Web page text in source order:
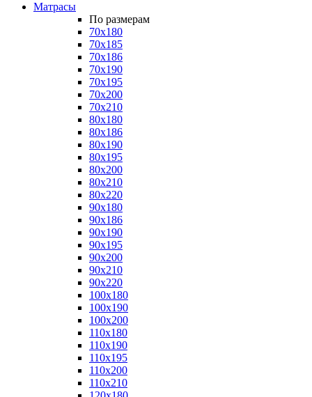
Матрасы
По размерам
70x180
70x185
70x186
70x190
70x195
70x200
70x210
80x180
80x186
80x190
80x195
80x200
80x210
80x220
90x180
90x186
90x190
90x195
90x200
90x210
90x220
100x180
100x190
100x200
110x180
110x190
110x195
110x200
110x210